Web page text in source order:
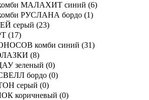
МАЛАХИТ синий (6)
РУСЛАНА бордо (1)
серый (23)
(17)
комби синий (31)
(8)
зеленый (0)
бордо (0)
серый (0)
коричневый (0)